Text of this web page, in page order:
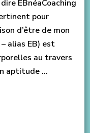
EBnéaCoaching
pour
d’être de mon
alias EB) est
au travers
aptitude …